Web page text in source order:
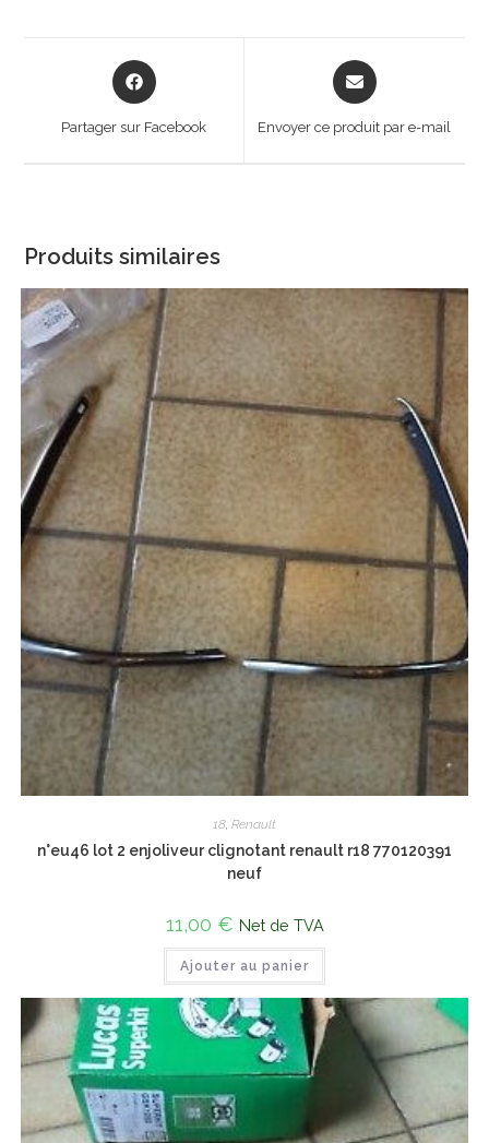
Opens
in
Partager sur Facebook
Opens
in
new
Envoyer ce produit par e-mail
Produits similaires
18, Renault
n°eu46 lot 2 enjoliveur clignotant renault r18 770120391
neuf
11,00 € Net de TVA
Ajouter au panier